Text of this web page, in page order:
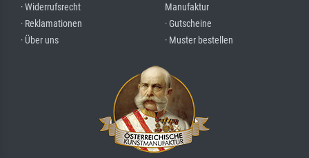
· Widerrufsrecht
· Reklamationen
· Über uns
Manufaktur
· Gutscheine
· Muster bestellen